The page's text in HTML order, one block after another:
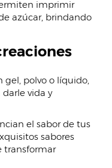
imprimir
azúcar, brindando
gel, polvo o líquido,
darle vida y
el sabor de tus
sabores
transformar